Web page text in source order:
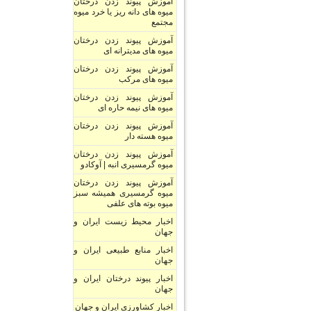
میوه های دانه ریز یا خرد میوه
مجتمع
آموزش پیوند زدن درختان
میوه های مدیترانه ای
آموزش پیوند زدن درختان
میوه های مرکب
آموزش پیوند زدن درختان
میوه های نیمه حاره ای
آموزش پیوند زدن درختان
میوه هسته دار
آموزش پیوند زدن درختان
میوه گرمسیری انبه | آوکادو
آموزش پیوند زدن درختان
میوه گرمسیری همیشه سبز
میوه بوته های علفی
اخبار محیط زیست ایران و
جهان
اخبار منابع طبیعی ایران و
جهان
اخبار پیوند درختان ایران و
جهان
اخبار کشاورزی ایران و جهان